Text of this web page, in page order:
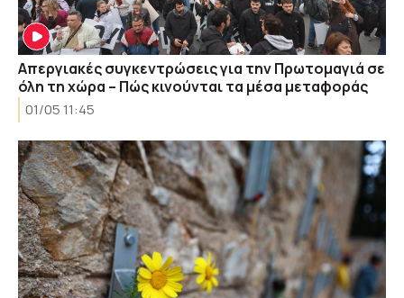
Απεργιακές συγκεντρώσεις για την Πρωτομαγιά σε
όλη τη χώρα – Πώς κινούνται τα μέσα μεταφοράς
01/05 11:45